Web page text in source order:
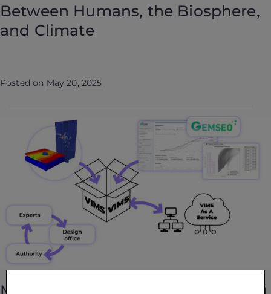
Between Humans, the Biosphere,
and Climate
Posted on May 20, 2025
MDO–V&VUQ Synergy: Optimizing